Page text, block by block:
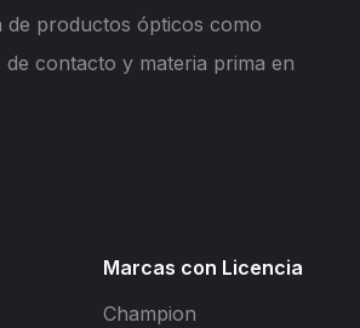
de productos ópticos como
contacto y materia prima en
Marcas con Licencia
Champion